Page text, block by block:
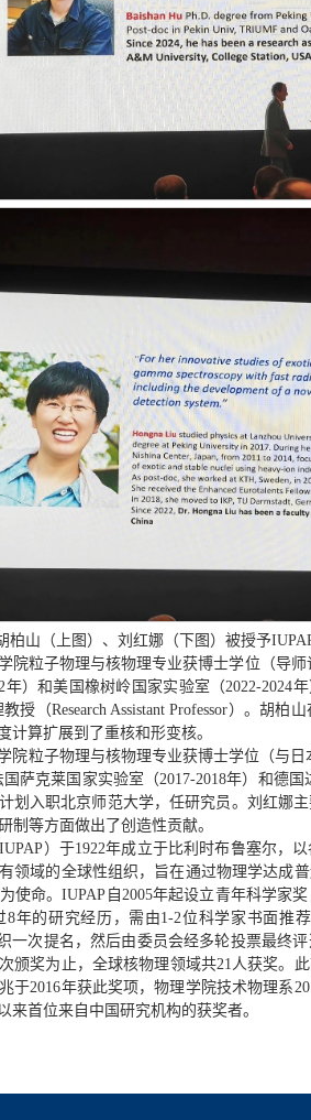
柏山（上图）、刘红娜（下图）被授予
院粒子物理与核物理专业获博士学位（导
）和美国橡树岭国家实验室（2022-2024
授（Research Assistant Professor）。胡
计算扩展到了重核和形变核。
院粒子物理与核物理专业获博士学位（与
萨克莱国家实验室（2017-2018年）和德
划入职北京师范大学，任研究员。刘红娜
制等方面做出了创造性贡献。
）于1922年成立于比利时布鲁塞尔，
领域的全球性组织，旨在通过物理学达成
使命。IUPAP自2005年起设立青年科学家
年的研究经历，需由1-2位科学家书面推
一次提名，然后由委员会经多轮投票最
颁奖为止，全球核物理领域共21人获奖。
于2016年获此奖项，物理学院技术物理系
来首位来自中国研究机构的获奖者。